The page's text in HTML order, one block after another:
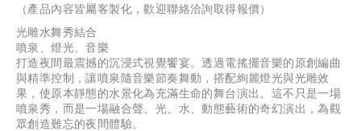
（產品內容皆屬客製化，歡迎聯絡洽詢取得報價）
光雕水舞秀結合
噴泉、燈光、音樂
打造夜間最震撼的沉浸式視覺饗宴。透過電搖擺音樂的原創編曲
與精準控制，讓噴泉隨音樂節奏舞動，搭配絢麗燈光與光雕效
果，使原本靜態的水景化為充滿生命的舞台演出。這不只是一場
噴泉秀，而是一場融合聲、光、水、動態藝術的奇幻演出，為觀
眾創造難忘的夜間體驗。